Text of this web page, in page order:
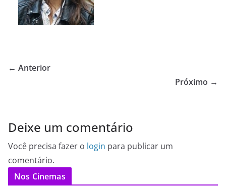
← Anterior
Próximo →
Deixe um comentário
Você precisa fazer o login para publicar um
comentário.
Nos Cinemas